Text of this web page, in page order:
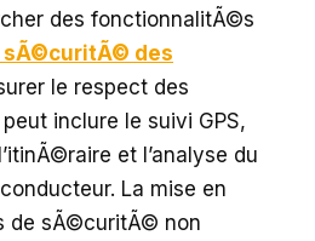
des fonctionnalitÃ©s
sÃ©curitÃ© des
le respect des
inclure le suivi GPS,
et l’analyse du
La mise en
de sÃ©curitÃ© non